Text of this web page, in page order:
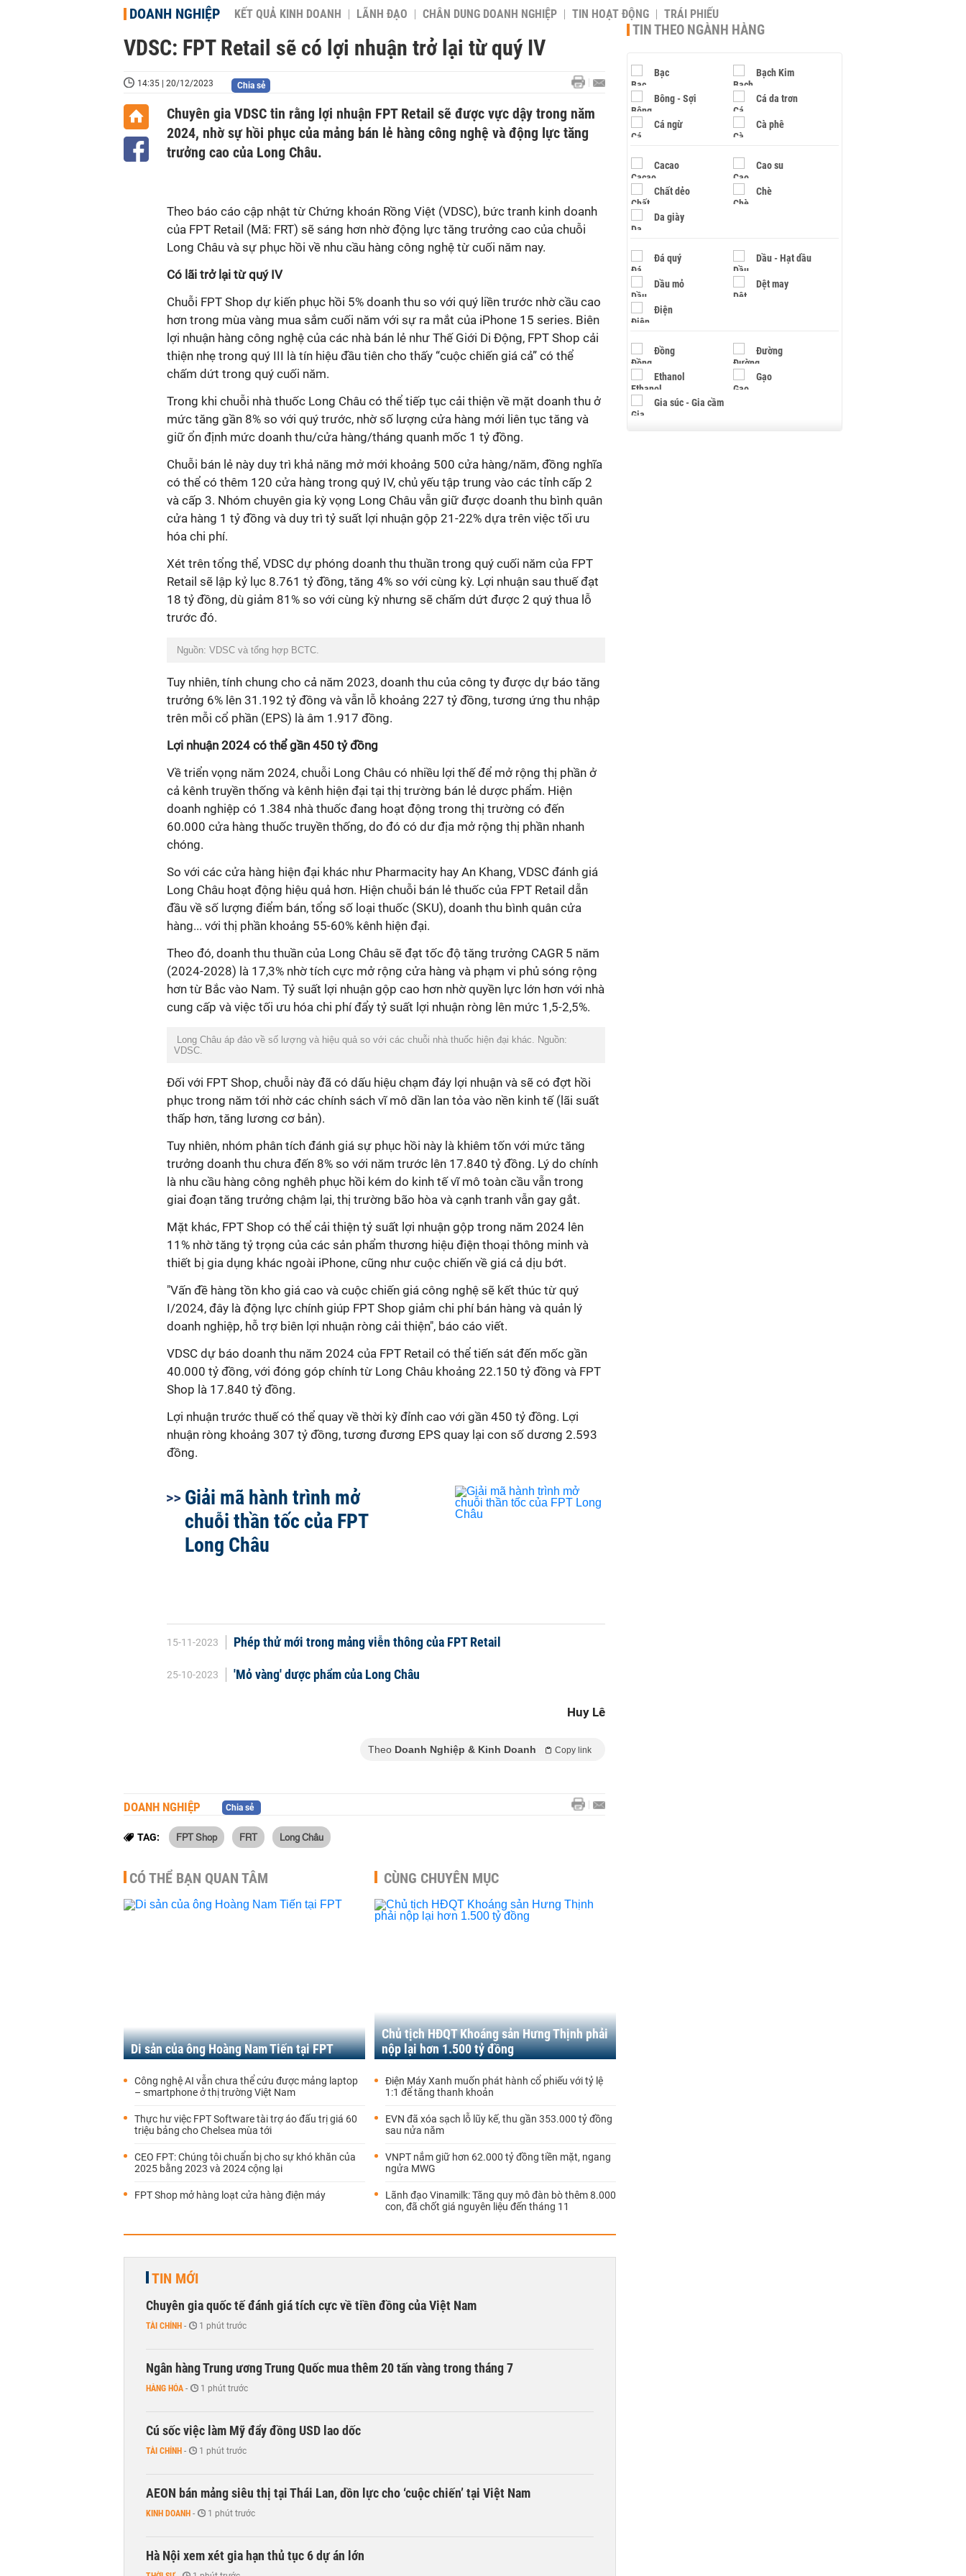
DOANH NGHIỆP KẾT QUẢ KINH DOANH LÃNH ĐẠO CHÂN DUNG DOANH NGHIỆP TIN HOẠT ĐỘNG TRÁI PHIẾU
VDSC: FPT Retail sẽ có lợi nhuận trở lại từ quý IV
14:35 | 20/12/2023 Chia sẻ
Chuyên gia VDSC tin rằng lợi nhuận FPT Retail sẽ được vực dậy trong năm
2024, nhờ sự hồi phục của mảng bán lẻ hàng công nghệ và động lực tăng
trưởng cao của Long Châu.
Theo báo cáo cập nhật từ Chứng khoán Rồng Việt (VDSC), bức tranh kinh doanh
của FPT Retail (Mã: FRT) sẽ sáng hơn nhờ động lực tăng trưởng cao của chuỗi
Long Châu và sự phục hồi về nhu cầu hàng công nghệ từ cuối năm nay.
Có lãi trở lại từ quý IV
Chuỗi FPT Shop dự kiến phục hồi 5% doanh thu so với quý liền trước nhờ cầu cao
hơn trong mùa vàng mua sắm cuối năm với sự ra mắt của iPhone 15 series. Biên
lợi nhuận hàng công nghệ của các nhà bán lẻ như Thế Giới Di Động, FPT Shop cải
thiện nhẹ trong quý III là tín hiệu đầu tiên cho thấy “cuộc chiến giá cả” có thể
chấm dứt trong quý cuối năm.
Trong khi chuỗi nhà thuốc Long Châu có thể tiếp tục cải thiện về mặt doanh thu ở
mức tăng gần 8% so với quý trước, nhờ số lượng cửa hàng mới liên tục tăng và
giữ ổn định mức doanh thu/cửa hàng/tháng quanh mốc 1 tỷ đồng.
Chuỗi bán lẻ này duy trì khả năng mở mới khoảng 500 cửa hàng/năm, đồng nghĩa
có thể có thêm 120 cửa hàng trong quý IV, chủ yếu tập trung vào các tỉnh cấp 2
và cấp 3. Nhóm chuyên gia kỳ vọng Long Châu vẫn giữ được doanh thu bình quân
cửa hàng 1 tỷ đồng và duy trì tỷ suất lợi nhuận gộp 21-22% dựa trên việc tối ưu
hóa chi phí.
Xét trên tổng thể, VDSC dự phóng doanh thu thuần trong quý cuối năm của FPT
Retail sẽ lập kỷ lục 8.761 tỷ đồng, tăng 4% so với cùng kỳ. Lợi nhuận sau thuế đạt
18 tỷ đồng, dù giảm 81% so với cùng kỳ nhưng sẽ chấm dứt được 2 quý thua lỗ
trước đó.
Nguồn: VDSC và tổng hợp BCTC.
Tuy nhiên, tính chung cho cả năm 2023, doanh thu của công ty được dự báo tăng
trưởng 6% lên 31.192 tỷ đồng và vẫn lỗ khoảng 227 tỷ đồng, tương ứng thu nhập
trên mỗi cổ phần (EPS) là âm 1.917 đồng.
Lợi nhuận 2024 có thể gần 450 tỷ đồng
Về triển vọng năm 2024, chuỗi Long Châu có nhiều lợi thế để mở rộng thị phần ở
cả kênh truyền thống và kênh hiện đại tại thị trường bán lẻ dược phẩm. Hiện
doanh nghiệp có 1.384 nhà thuốc đang hoạt động trong thị trường có đến
60.000 cửa hàng thuốc truyền thống, do đó có dư địa mở rộng thị phần nhanh
chóng.
So với các cửa hàng hiện đại khác như Pharmacity hay An Khang, VDSC đánh giá
Long Châu hoạt động hiệu quả hơn. Hiện chuỗi bán lẻ thuốc của FPT Retail dẫn
đầu về số lượng điểm bán, tổng số loại thuốc (SKU), doanh thu bình quân cửa
hàng... với thị phần khoảng 55-60% kênh hiện đại.
Theo đó, doanh thu thuần của Long Châu sẽ đạt tốc độ tăng trưởng CAGR 5 năm
(2024-2028) là 17,3% nhờ tích cực mở rộng cửa hàng và phạm vi phủ sóng rộng
hơn từ Bắc vào Nam. Tỷ suất lợi nhuận gộp cao hơn nhờ quyền lực lớn hơn với nhà
cung cấp và việc tối ưu hóa chi phí đẩy tỷ suất lợi nhuận ròng lên mức 1,5-2,5%.
Long Châu áp đảo về số lượng và hiệu quả so với các chuỗi nhà thuốc hiện đại khác. Nguồn:
VDSC.
Đối với FPT Shop, chuỗi này đã có dấu hiệu chạm đáy lợi nhuận và sẽ có đợt hồi
phục trong năm tới nhờ các chính sách vĩ mô dần lan tỏa vào nền kinh tế (lãi suất
thấp hơn, tăng lương cơ bản).
Tuy nhiên, nhóm phân tích đánh giá sự phục hồi này là khiêm tốn với mức tăng
trưởng doanh thu chưa đến 8% so với năm trước lên 17.840 tỷ đồng. Lý do chính
là nhu cầu hàng công nghêh phục hồi kém do kinh tế vĩ mô toàn cầu vẫn trong
giai đoạn tăng trưởng chậm lại, thị trường bão hòa và cạnh tranh vẫn gay gắt.
Mặt khác, FPT Shop có thể cải thiện tỷ suất lợi nhuận gộp trong năm 2024 lên
11% nhờ tăng tỷ trọng của các sản phẩm thương hiệu điện thoại thông minh và
thiết bị gia dụng khác ngoài iPhone, cũng như cuộc chiến về giá cả dịu bớt.
"Vấn đề hàng tồn kho giá cao và cuộc chiến giá công nghệ sẽ kết thúc từ quý
I/2024, đây là động lực chính giúp FPT Shop giảm chi phí bán hàng và quản lý
doanh nghiệp, hỗ trợ biên lợi nhuận ròng cải thiện", báo cáo viết.
VDSC dự báo doanh thu năm 2024 của FPT Retail có thể tiến sát đến mốc gần
40.000 tỷ đồng, với đóng góp chính từ Long Châu khoảng 22.150 tỷ đồng và FPT
Shop là 17.840 tỷ đồng.
Lợi nhuận trước thuế có thể quay về thời kỳ đỉnh cao với gần 450 tỷ đồng. Lợi
nhuận ròng khoảng 307 tỷ đồng, tương đương EPS quay lại con số dương 2.593
đồng.
Giải mã hành trình mở
chuỗi thần tốc của FPT
Long Châu
15-11-2023 Phép thử mới trong mảng viễn thông của FPT Retail
25-10-2023 'Mỏ vàng' dược phẩm của Long Châu
Huy Lê
Theo Doanh Nghiệp & Kinh Doanh Copy link
DOANH NGHIỆP Chia sẻ
TAG: FPT Shop FRT Long Châu
CÓ THỂ BẠN QUAN TÂM
Di sản của ông Hoàng Nam Tiến tại FPT
Công nghệ AI vẫn chưa thể cứu được mảng laptop
– smartphone ở thị trường Việt Nam
Thực hư việc FPT Software tài trợ áo đấu trị giá 60
triệu bảng cho Chelsea mùa tới
CEO FPT: Chúng tôi chuẩn bị cho sự khó khăn của
2025 bằng 2023 và 2024 cộng lại
FPT Shop mở hàng loạt cửa hàng điện máy
CÙNG CHUYÊN MỤC
Chủ tịch HĐQT Khoáng sản Hưng Thịnh phải
nộp lại hơn 1.500 tỷ đồng
Điện Máy Xanh muốn phát hành cổ phiếu với tỷ lệ
1:1 để tăng thanh khoản
EVN đã xóa sạch lỗ lũy kế, thu gần 353.000 tỷ đồng
sau nửa năm
VNPT nắm giữ hơn 62.000 tỷ đồng tiền mặt, ngang
ngửa MWG
Lãnh đạo Vinamilk: Tăng quy mô đàn bò thêm 8.000
con, đã chốt giá nguyên liệu đến tháng 11
TIN MỚI
Chuyên gia quốc tế đánh giá tích cực về tiền đồng của Việt Nam
TÀI CHÍNH - 1 phút trước
Ngân hàng Trung ương Trung Quốc mua thêm 20 tấn vàng trong tháng 7
HÀNG HÓA - 1 phút trước
Cú sốc việc làm Mỹ đẩy đồng USD lao dốc
TÀI CHÍNH - 1 phút trước
AEON bán mảng siêu thị tại Thái Lan, dồn lực cho ‘cuộc chiến’ tại Việt Nam
KINH DOANH - 1 phút trước
Hà Nội xem xét gia hạn thủ tục 6 dự án lớn
TIN THEO NGÀNH HÀNG
Bạc Bạch Kim
Bông - Sợi Cá da trơn
Cá ngừ Cà phê
Cacao Cao su
Chất dẻo Chè
Da giày
Đá quý Dầu - Hạt dầu
Dầu mỏ Dệt may
Điện
Đồng Đường
Ethanol Gạo
Gia súc - Gia cầm